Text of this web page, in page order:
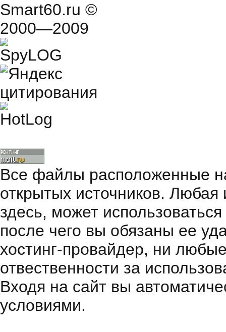
Smart60.ru ©
2000—2009
Все файлы расположенные
открытых источников.
здесь, может
после чего вы обязаны ее
хостинг-провайдер, ни
отвественности за
Входя на сайт вы
условиями.